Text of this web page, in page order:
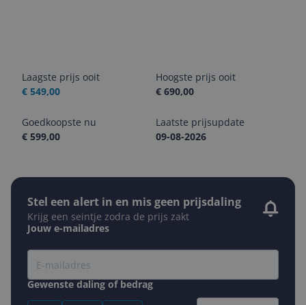
Laagste prijs ooit
€ 549,00
Hoogste prijs ooit
€ 690,00
Goedkoopste nu
€ 599,00
Laatste prijsupdate
09-08-2026
Stel een alert in en mis geen prijsdaling
Krijg een seintje zodra de prijs zakt
Jouw e-mailadres
Gewenste daling of bedrag
Gewenste prijs